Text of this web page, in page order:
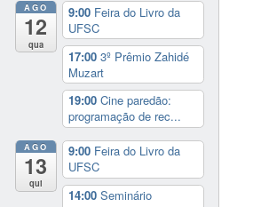
AGO
12
qua
9:00 Feira do Livro da
UFSC
17:00 3º Prêmio Zahidé
Muzart
19:00 Cine paredão:
programação de rec...
AGO
13
qui
9:00 Feira do Livro da
UFSC
14:00 Seminário